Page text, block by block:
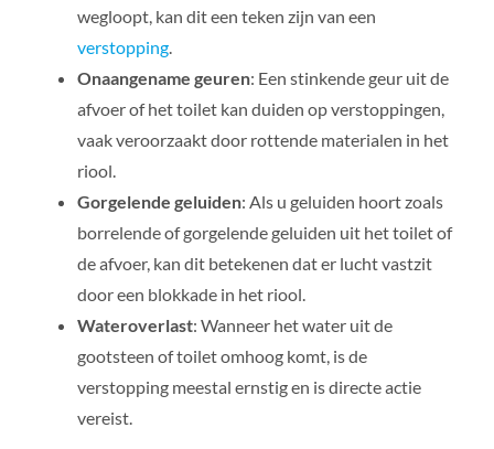
wegloopt, kan dit een teken zijn van een
verstopping.
Onaangename geuren: Een stinkende geur uit de
afvoer of het toilet kan duiden op verstoppingen,
vaak veroorzaakt door rottende materialen in het
riool.
Gorgelende geluiden: Als u geluiden hoort zoals
borrelende of gorgelende geluiden uit het toilet of
de afvoer, kan dit betekenen dat er lucht vastzit
door een blokkade in het riool.
Wateroverlast: Wanneer het water uit de
gootsteen of toilet omhoog komt, is de
verstopping meestal ernstig en is directe actie
vereist.